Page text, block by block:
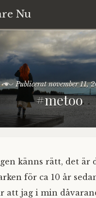
Nu
Publiceratnovember 11,
#metoo
känns rätt, det är
för ca 10 år
att jag i min